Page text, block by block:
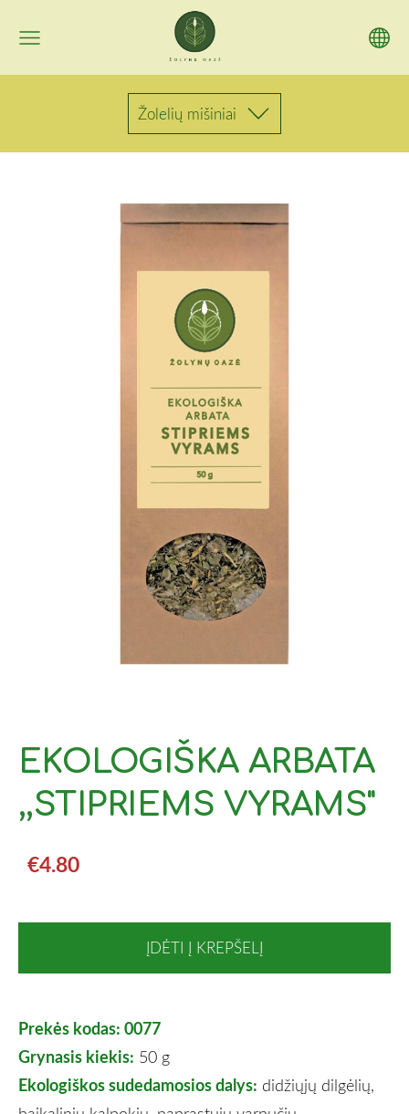
Žolelių mišiniai
EKOLOGIŠKA ARBATA
,,STIPRIEMS VYRAMS"
€4.80
ĮDĖTI Į KREPŠELĮ
Prekės kodas: 0077
Grynasis kiekis: 50 g
Ekologiškos sudedamosios dalys: didžiųjų dilgėlių,